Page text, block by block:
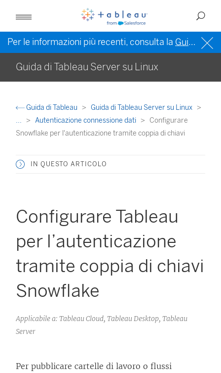
Per le informazioni più recenti, consulta la Guida di Tableau in inglese (Stati Uniti)
Guida di Tableau Server su Linux
Guida di Tableau
Guida di Tableau Server su Linux
...
Autenticazione connessione dati
Configurare
Snowflake per l'autenticazione tramite coppia di chiavi
IN QUESTO ARTICOLO
Configurare Tableau
per l’autenticazione
tramite coppia di chiavi
Snowflake
Applicabile a: Tableau Cloud, Tableau Desktop, Tableau
Server
Per pubblicare cartelle di lavoro o flussi